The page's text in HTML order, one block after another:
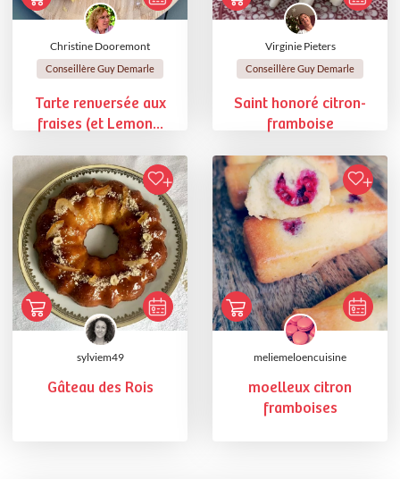
Christine Dooremont
Conseillère Guy Demarle
Tarte renversée aux
fraises (et Lemon...
Virginie Pieters
Conseillère Guy Demarle
Saint honoré citron-
framboise
sylviem49
Gâteau des Rois
meliemeloencuisine
moelleux citron
framboises